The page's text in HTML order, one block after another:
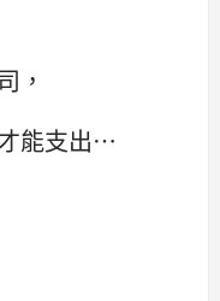
，
能支出…